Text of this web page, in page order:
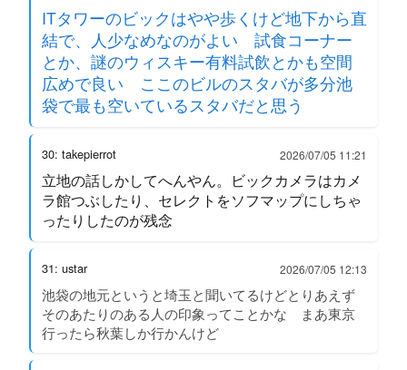
ITタワーのビックはやや歩くけど地下から直
結で、人少なめなのがよい 試食コーナー
とか、謎のウィスキー有料試飲とかも空間
広めで良い ここのビルのスタバが多分池
袋で最も空いているスタバだと思う
30: takepierrot 2026/07/05 11:21
立地の話しかしてへんやん。ビックカメラはカメ
ラ館つぶしたり、セレクトをソフマップにしちゃ
ったりしたのが残念
31: ustar 2026/07/05 12:13
池袋の地元というと埼玉と聞いてるけどとりあえず
そのあたりのある人の印象ってことかな まあ東京
行ったら秋葉しか行かんけど